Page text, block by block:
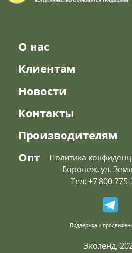
О нас
Клиентам
Новости
Контакты
Производителям
Опт
Политика
Воронеж, ул.
Тел: +7 800
Поддержка и
Эколенд,